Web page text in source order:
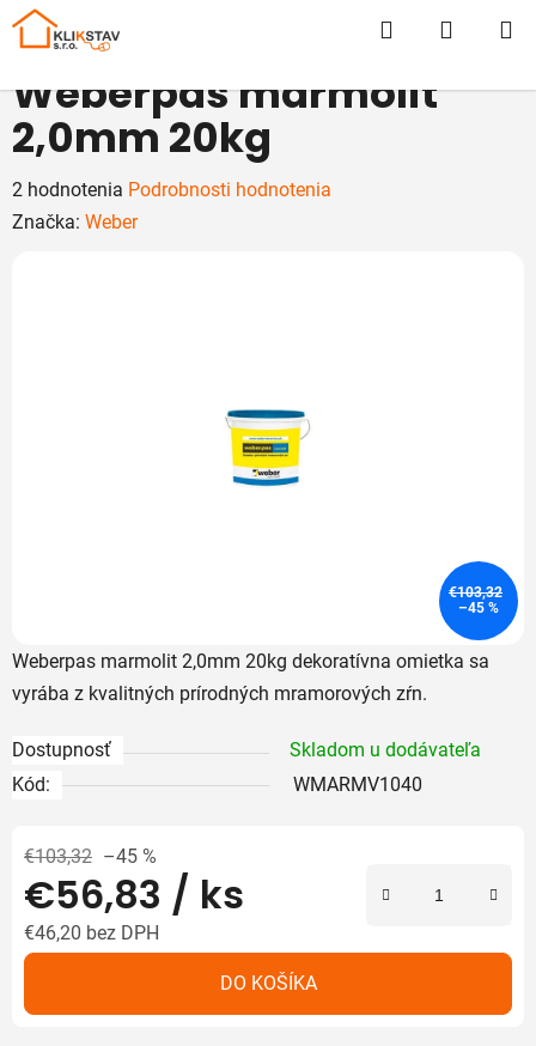
Prejsť
Hľadať
Weberpas marmolit 2,0mm 20kg dekoratívna omietka sa
vyrába z kvalitných prírodných mramorových zŕn.
Dostupnosť
Skladom u dodávateľa
Kód:
WMARMV1040
€103,32 –45 %
€56,83 / ks
€46,20 bez DPH
DO KOŠÍKA
Weberpas marmolit
2,0mm 20kg
Priemerné
hodnotenie
2 hodnotenia Podrobnosti hodnotenia
Značka: Weber
€103,32
–45 %